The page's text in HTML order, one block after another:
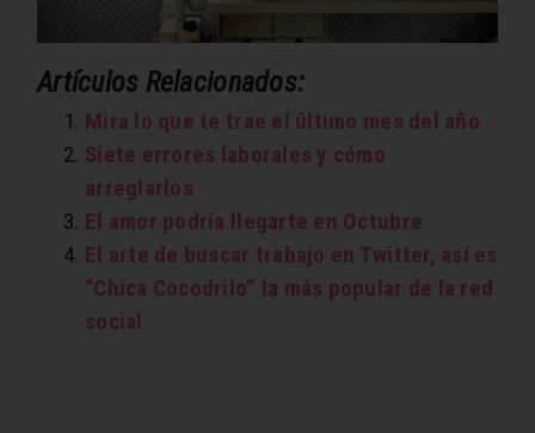
Artículos Relacionados:
Mira lo que te trae el último mes del año
Siete errores laborales y cómo
arreglarlos
El amor podría llegarte en Octubre
El arte de buscar trabajo en Twitter, así es
“Chica Cocodrilo” la más popular de la red
social